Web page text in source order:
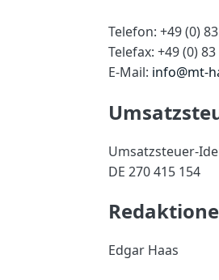
Telefon: +49 (0)
Telefax: +49 (0)
E-Mail: info@mt-
Umsatzsteuer-
DE 270 415 154
Edgar Haas